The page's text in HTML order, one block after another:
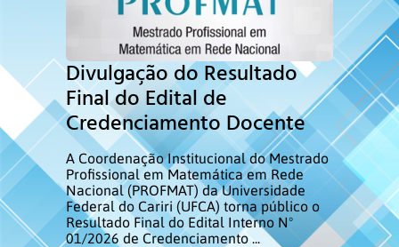
Divulgação do Resultado
Final do Edital de
Credenciamento Docente
A Coordenação Institucional do Mestrado
Profissional em Matemática em Rede
Nacional (PROFMAT) da Universidade
Federal do Cariri (UFCA) torna público o
Resultado Final do Edital Interno Nº
01/2026 de Credenciamento ...